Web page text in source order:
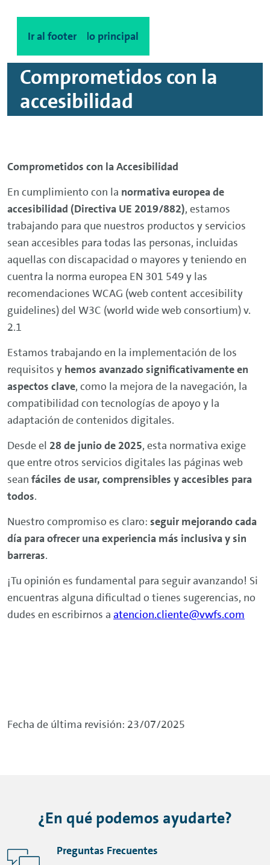
Ir al contenido principal
Ir al footer
Comprometidos con la
accesibilidad
Comprometidos con la Accesibilidad
En cumplimiento con la normativa europea de
accesibilidad (Directiva UE 2019/882), estamos
trabajando para que nuestros productos y servicios
sean accesibles para todas las personas, incluidas
aquellas con discapacidad o mayores y teniendo en
cuentra la norma europea EN 301 549 y las
recomendaciones WCAG (web content accesibility
guidelines) del W3C (world wide web consortium) v.
2.1
Estamos trabajando en la implementación de los
requisitos y hemos avanzado significativamente en
aspectos clave, como la mejora de la navegación, la
compatibilidad con tecnologías de apoyo y la
adaptación de contenidos digitales.
Desde el 28 de junio de 2025, esta normativa exige
que entre otros servicios digitales las páginas web
sean fáciles de usar, comprensibles y accesibles para
todos.
Nuestro compromiso es claro: seguir mejorando cada
día para ofrecer una experiencia más inclusiva y sin
barreras.
¡Tu opinión es fundamental para seguir avanzando! Si
encuentras alguna dificultad o tienes sugerencias, no
dudes en escribirnos a atencion.cliente@vwfs.com
Fecha de última revisión: 23/07/2025
¿En qué podemos ayudarte?
Preguntas Frecuentes